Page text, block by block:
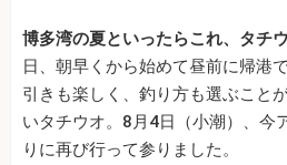
博多湾の夏といったらこれ、タチ
日、朝早くから始めて昼前に帰港
引きも楽しく、釣り方も選ぶこと
いタチウオ。8月4日（小潮）、今
りに再び行って参りました。